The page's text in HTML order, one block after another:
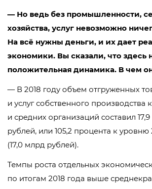
— Но ведь без промышленности,
хозяйства, услуг невозможно
На всё нужны деньги, и их дает
экономики. Вы сказали, что здесь
положительная динамика. В чем
— В 2018 году объем отгруженных
и услуг собственного производства
и средних организаций составил
рублей, или 105,2 процента к уровню
(17,0 млрд рублей).
Темпы роста отдельных
по итогам 2018 года выше